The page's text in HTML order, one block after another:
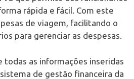
rápida e fácil. Com este
de viagem, facilitando o
para gerenciar as despesas.
todas as informações inseridas
de gestão financeira da